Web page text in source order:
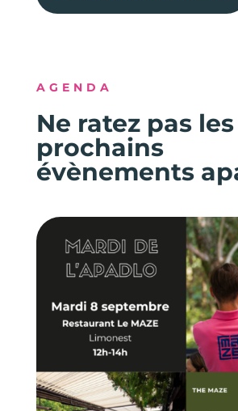
AGENDA
Ne ratez pas les
prochains
évènements